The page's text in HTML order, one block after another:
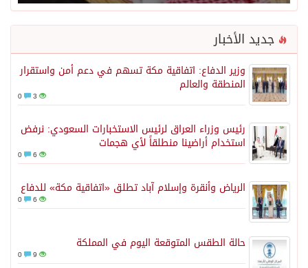
جديد الأخبار
وزير الدفاع: اتفاقية مكة تسهم في دعم أمن واستقرار
المنطقة والعالم
3
رئيس وزراء العراق لرئيس الاستخبارات السعودي: نرفض
استخدام أراضينا منطلقاً لأي هجمات
6
الرياض وأنقرة وإسلام آباد تطلق «اتفاقية مكة» للدفاع
6
حالة الطقس المتوقعة اليوم في المملكة
9